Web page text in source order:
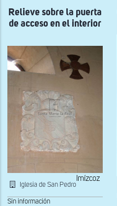
sotocoro
los
la
nave
sur
Relieve sobre la puerta
de acceso en el interior
Iglesia de San Pedro
Imízcoz
Sin información